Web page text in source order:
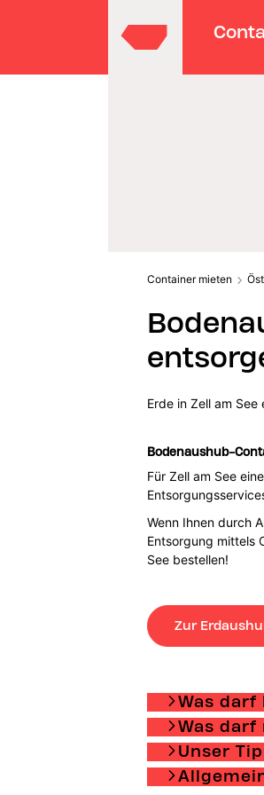
Container mieten
Erde in Zell am
Bodenaushub-
Für Zell am See
Wenn Ihnen durch
Entsorgung mittels
See bestellen!
Zur
Was darf
Was
Unser